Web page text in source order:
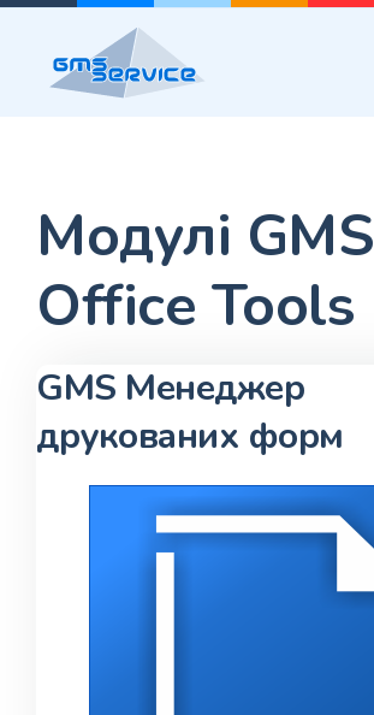
Модулі GMS
Office Tools
GMS Менеджер
друкованих форм